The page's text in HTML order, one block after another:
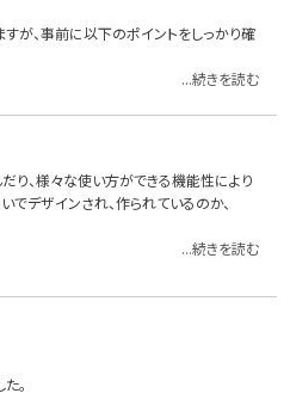
が、事前に以下のポイントをしっかり確
...続きを読む
り、様々な使い方ができる機能性により
でデザインされ、作られているのか、
...続きを読む
。